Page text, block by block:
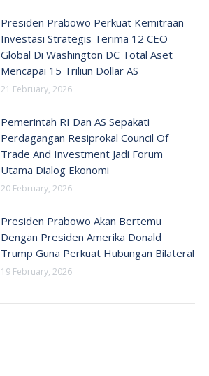
Presiden Prabowo Perkuat Kemitraan
Investasi Strategis Terima 12 CEO
Global Di Washington DC Total Aset
Mencapai 15 Triliun Dollar AS
21 February, 2026
Pemerintah RI Dan AS Sepakati
Perdagangan Resiprokal Council Of
Trade And Investment Jadi Forum
Utama Dialog Ekonomi
20 February, 2026
Presiden Prabowo Akan Bertemu
Dengan Presiden Amerika Donald
Trump Guna Perkuat Hubungan Bilateral
19 February, 2026